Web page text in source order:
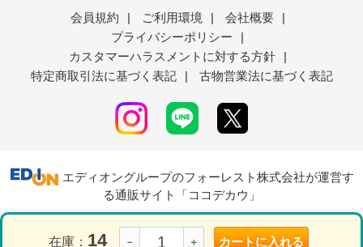
在庫： 14 － ＋ カートに入れる
会員規約 | ご利用環境 | 会社概要
|
プライバシーポリシー
|
カスタマーハラスメントに対する方針
|
特定商取引法に基づく表記
| 古物営業法に基づく表記
エディオングループのフォーレスト株式会社が運営す
る通販サイト「ココデカウ」